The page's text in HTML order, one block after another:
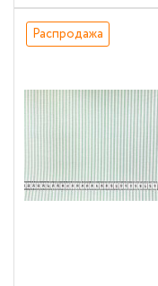
Распродажа